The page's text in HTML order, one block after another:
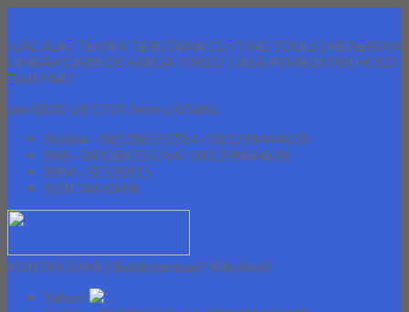
JUAL ALAT TEKNIK TERUTAMA CUTTING TOOLS | MENERIMA
LIMBAH CARBIDE HARGA TINGGI | JASA PEMBUATAN MOLD
DAN PART
jam 08.00 s/d 17.00 Senin s/d Sabtu
Hotline - 081286555764 / 081298444638
SMS - 081286555764 / 081298444638
BBM - 5E52E815
KONTAK KAMI
KONTAK KAMI | Butuh bantuan? Klik disini!
Yahoo!